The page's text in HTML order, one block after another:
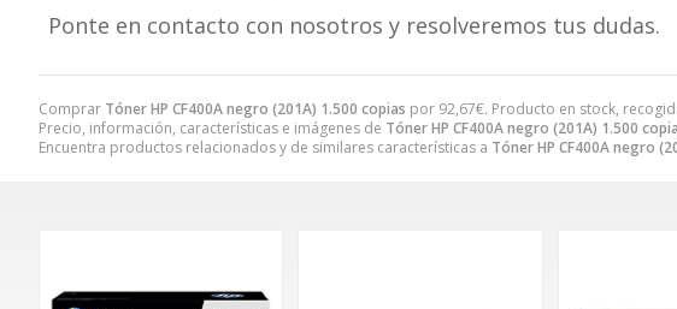
Comprar Tóner HP CF400A negro (201A) 1.500 copias por 92,67€. Producto en stock,
Precio, información, características e imágenes de Tóner HP CF400A negro (201A) 1.500
Encuentra productos relacionados y de similares características a Tóner HP CF400A negro
Ponte en contacto con nosotros y resolveremos tus dudas.